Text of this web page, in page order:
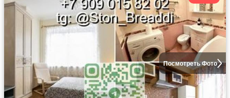
Посмотреть Фото